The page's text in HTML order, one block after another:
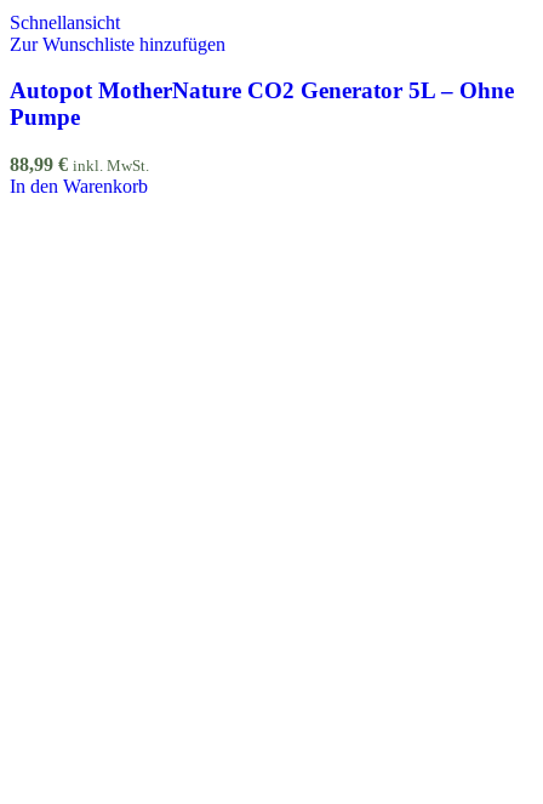
Schnellansicht
Zur Wunschliste hinzufügen
Autopot MotherNature CO2 Generator 5L – Ohne
Pumpe
88,99 € inkl. MwSt.
In den Warenkorb